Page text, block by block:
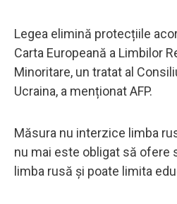
Legea elimină protecțiile
Carta Europeană a Limbilor
Minoritare, un tratat al
Ucraina, a menționat AFP.
Măsura nu interzice limba
nu mai este obligat să ofere
limba rusă și poate limita